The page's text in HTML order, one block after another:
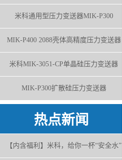
米科通用型压力变送器MIK-P300
MIK-P400 2088壳体高精度压力变送器
米科MIK-3051-CP单晶硅压力变送器
MIK-P300扩散硅压力变送器
热点新闻
【内含福利】米科，给你一杯“安全水”